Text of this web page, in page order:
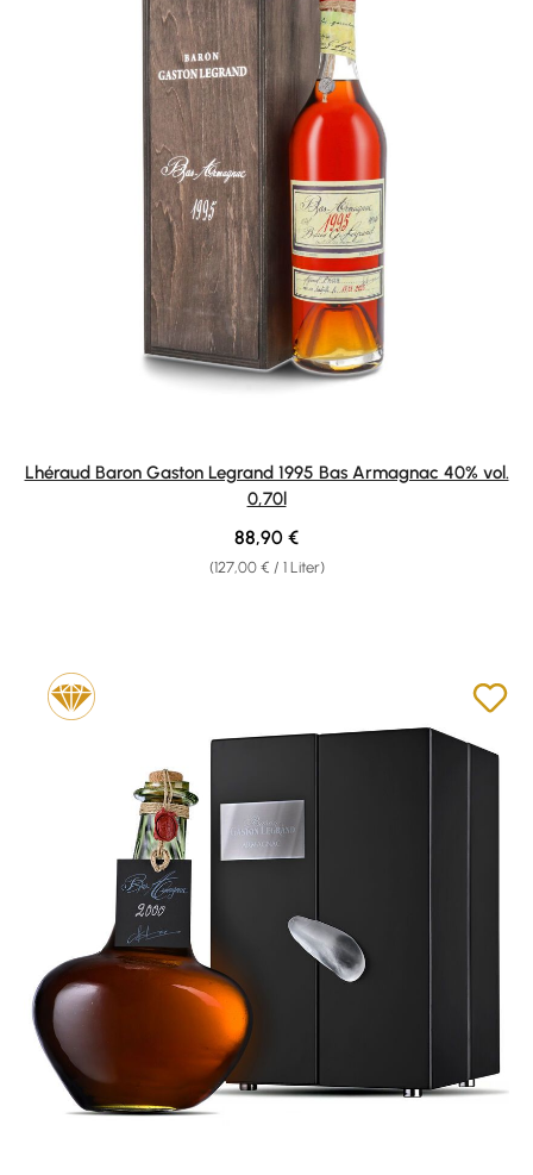
Lhéraud Baron Gaston Legrand 1995 Bas Armagnac 40% vol.
0,70l
(127,00 € / 1 Liter)
Regulärer Preis:
88,90 €